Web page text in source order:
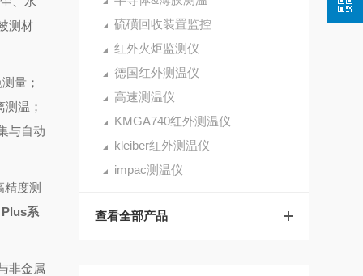
硫磺回收装置监控
红外火炬监测仪
德国红外测温仪
高速测温仪
KMGA740红外测温仪
kleiber红外测温仪
impac测温仪
查看全部产品
测材
量；
温；
与自动
精度测
Plus系
非金属